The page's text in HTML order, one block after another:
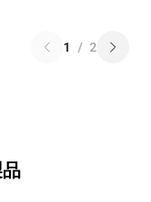
1 / 2